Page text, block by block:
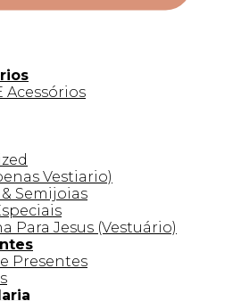
Acessórios
Vestiario)
Semijoias
Para Jesus (Vestuário)
Presentes